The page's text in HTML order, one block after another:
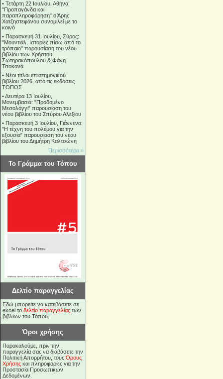
• Τετάρτη 22 Ιουλίου, Αθήνα:
"Προπαγάνδα και
παραπληροφόρηση" ο Άρης
Χατζηστεφάνου συνομιλεί με το
κοινό
• Παρασκευή 31 Ιουλίου, Σύρος:
"Μουντιάλ, Ιστορίες πίσω από το
τρόπαιο" παρουσίαση του νέου
βιβλίου των Χρήστου
Σωτηρακόπουλου & Φάνη
Τσοκανά
• Νέοι τίτλοι επιστημονικού
βιβλίου 2026, από τις εκδόσεις
ΤΟΠΟΣ
•Δευτέρα 13 Ιουλίου,
Μονεμβασιά: "Προδομένο
Μεσολόγγι" παρουσίαση του
νέου βιβλίου του Σπύρου Αλεξίου
• Παρασκευή 3 Ιουλίου, Γιάννενα:
"Η τέχνη του πολέμου για την
εξουσία" παρουσίαση του νέου
βιβλίου του Δημήτρη Καλτσώνη
Περισσότερα »
Το Γράμμα του Τόπου
Δελτίο παραγγελίας
Εδώ μπορείτε να κατεβάσετε σε
excel το δελτίο παραγγελίας των
βιβλίων του Τόπου.
Όροι χρήσης
Παρακαλούμε, πριν την
παραγγελία σας να διαβάσετε την
Πολιτική Απορρήτου, τουςΌρους
Χρήσης και πληροφορίες για την
Προστασία Προσωπικών
Δεδομένων.